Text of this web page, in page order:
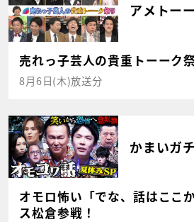
アメトー
売れっ子芸人の貴重トーーク
8月6日(木)放送分
かまいガチ
オモロ怖い「でな、話はここ
ス松倉参戦！